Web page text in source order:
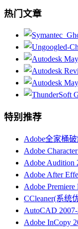
热门文章
特别推荐
Adobe全家桶
Adobe
Adobe Audition
Adobe After
Adobe
CCleaner(系统
AutoCAD
Adobe InCopy